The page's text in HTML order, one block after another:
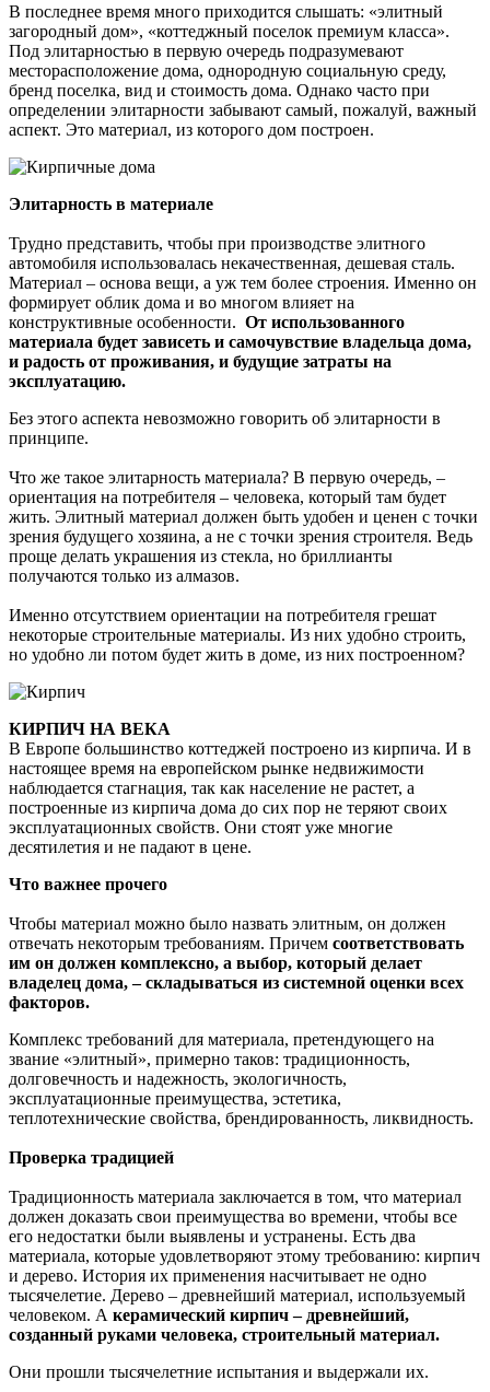
В последнее время много приходится слышать: «элитный
загородный дом», «коттеджный поселок премиум класса».
Под элитарностью в первую очередь подразумевают
месторасположение дома, однородную социальную среду,
бренд поселка, вид и стоимость дома. Однако часто при
определении элитарности забывают самый, пожалуй, важный
аспект. Это материал, из которого дом построен.
Элитарность в материале
Трудно представить, чтобы при производстве элитного
автомобиля использовалась некачественная, дешевая сталь.
Материал – основа вещи, а уж тем более строения. Именно он
формирует облик дома и во многом влияет на
конструктивные особенности. От использованного
материала будет зависеть и самочувствие владельца дома,
и радость от проживания, и будущие затраты на
эксплуатацию.
Без этого аспекта невозможно говорить об элитарности в
принципе.
Что же такое элитарность материала? В первую очередь, –
ориентация на потребителя – человека, который там будет
жить. Элитный материал должен быть удобен и ценен с точки
зрения будущего хозяина, а не с точки зрения строителя. Ведь
проще делать украшения из стекла, но бриллианты
получаются только из алмазов.
Именно отсутствием ориентации на потребителя грешат
некоторые строительные материалы. Из них удобно строить,
но удобно ли потом будет жить в доме, из них построенном?
КИРПИЧ НА ВЕКА
В Европе большинство коттеджей построено из кирпича. И в
настоящее время на европейском рынке недвижимости
наблюдается стагнация, так как население не растет, а
построенные из кирпича дома до сих пор не теряют своих
эксплуатационных свойств. Они стоят уже многие
десятилетия и не падают в цене.
Что важнее прочего
Чтобы материал можно было назвать элитным, он должен
отвечать некоторым требованиям. Причем соответствовать
им он должен комплексно, а выбор, который делает
владелец дома, – складываться из системной оценки всех
факторов.
Комплекс требований для материала, претендующего на
звание «элитный», примерно таков: традиционность,
долговечность и надежность, экологичность,
эксплуатационные преимущества, эстетика,
теплотехнические свойства, брендированность, ликвидность.
Проверка традицией
Традиционность материала заключается в том, что материал
должен доказать свои преимущества во времени, чтобы все
его недостатки были выявлены и устранены. Есть два
материала, которые удовлетворяют этому требованию: кирпич
и дерево. История их применения насчитывает не одно
тысячелетие. Дерево – древнейший материал, используемый
человеком. А керамический кирпич – древнейший,
созданный руками человека, строительный материал.
Они прошли тысячелетние испытания и выдержали их.